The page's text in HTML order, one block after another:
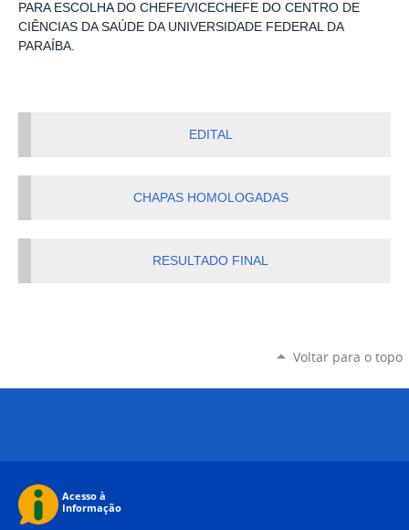
PARA ESCOLHA DO CHEFE/VICECHEFE DO CENTRO DE
CIÊNCIAS DA SAÚDE DA UNIVERSIDADE FEDERAL DA
PARAÍBA.
EDITAL
CHAPAS HOMOLOGADAS
RESULTADO FINAL
Voltar para o topo